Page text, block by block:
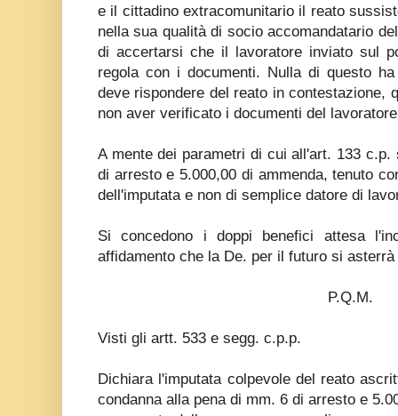
e il cittadino extracomunitario il reato
nella sua qualità di socio accomandatario
di accertarsi che il lavoratore inviato sul
regola con i documenti. Nulla di questo
deve rispondere del reato in contestazione,
non aver verificato i documenti del
A mente dei parametri di cui all'art. 133
di arresto e 5.000,00 di ammenda, tenuto
dell'imputata e non di semplice datore di
Si concedono i doppi benefici attesa
affidamento che la De. per il futuro si
P.Q.M.
Visti gli artt. 533 e segg. c.p.p.
Dichiara l'imputata colpevole del reato
condanna alla pena di mm. 6 di arresto e